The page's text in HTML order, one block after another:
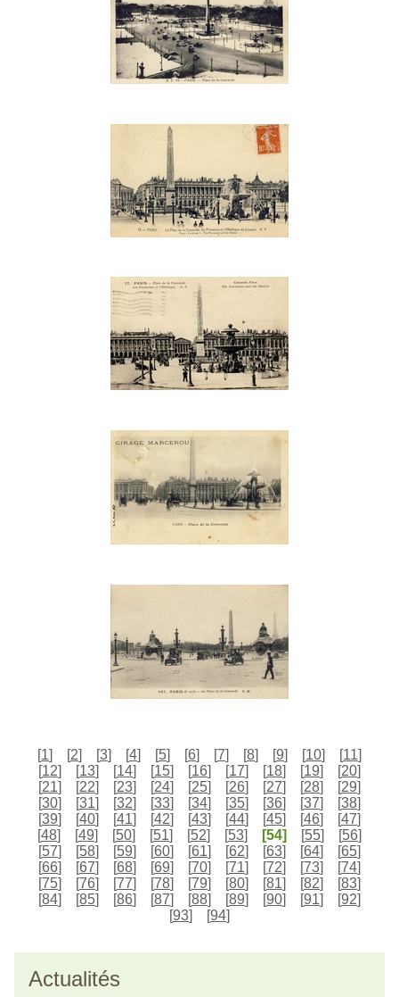
[1] [2] [3] [4] [5] [6] [7] [8] [9] [10] [11]
[12] [13] [14] [15] [16] [17] [18] [19] [20]
[21] [22] [23] [24] [25] [26] [27] [28] [29]
[30] [31] [32] [33] [34] [35] [36] [37] [38]
[39] [40] [41] [42] [43] [44] [45] [46] [47]
[48] [49] [50] [51] [52] [53] [54] [55] [56]
[57] [58] [59] [60] [61] [62] [63] [64] [65]
[66] [67] [68] [69] [70] [71] [72] [73] [74]
[75] [76] [77] [78] [79] [80] [81] [82] [83]
[84] [85] [86] [87] [88] [89] [90] [91] [92]
[93] [94]
Actualités